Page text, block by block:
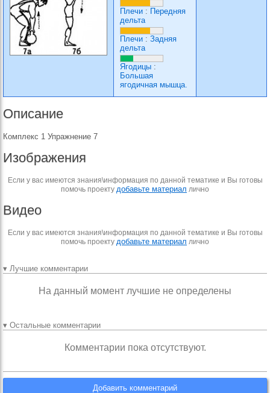
Плечи : Передняя
дельта
Плечи : Задняя
дельта
Ягодицы :
Большая
ягодичная мышца.
Описание
Комплекс 1 Упражнение 7
Изображения
Если у вас имеются знания\информация по данной тематике и Вы готовы
помочь проекту добавьте материал лично
Видео
Если у вас имеются знания\информация по данной тематике и Вы готовы
помочь проекту добавьте материал лично
▾ Лучшие комментарии
На данный момент лучшие не определены
▾ Остальные комментарии
Комментарии пока отсутствуют.
Добавить комментарий